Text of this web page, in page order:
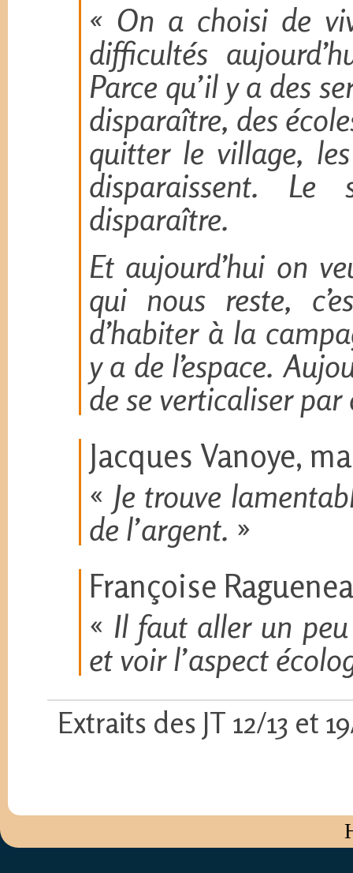
« On a choisi de
difficultés
Parce qu’il y a des
disparaître, des
quitter le village,
disparaissent.
disparaître.
Et aujourd’hui on
qui nous reste,
d’habiter à la
y a de l’espace.
de se verticaliser
Jacques Vanoye,
« Je trouve
de l’argent. »
Françoise
« Il faut aller un peu
et voir l’aspect
Extraits des JT 12/13 et